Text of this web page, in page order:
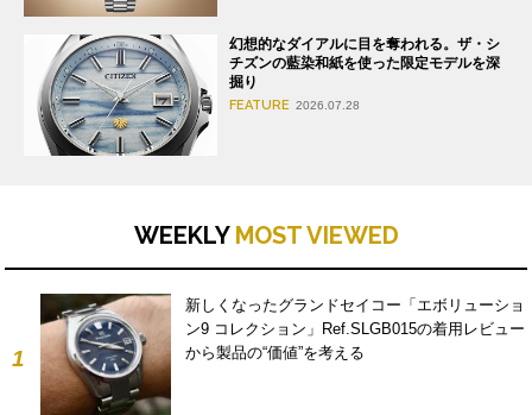
幻想的なダイアルに目を奪われる。ザ・シ
チズンの藍染和紙を使った限定モデルを深
掘り
FEATURE 2026.07.28
WEEKLY MOST VIEWED
1
新しくなったグランドセイコー「エボリューショ
ン9 コレクション」Ref.SLGB015の着用レビュー
から製品の“価値”を考える